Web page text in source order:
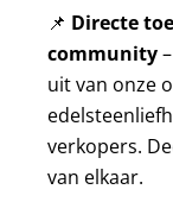
📌 Directe
community
uit van onze
verkopers.
van elkaar.